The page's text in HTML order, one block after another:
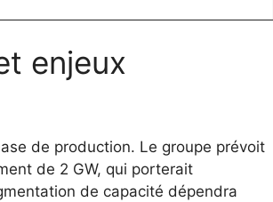
enjeux
de production. Le groupe prévoit
de 2 GW, qui porterait
de capacité dépendra